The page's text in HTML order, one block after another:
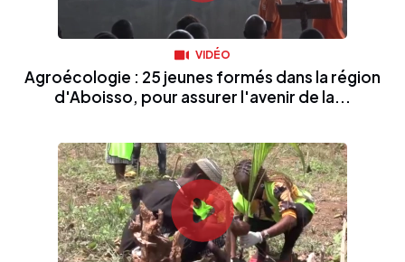
VIDÉO
Agroécologie : 25 jeunes formés dans la région
d'Aboisso, pour assurer l'avenir de la...